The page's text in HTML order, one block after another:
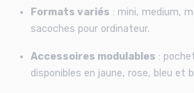
Formats variés : mini, medium,
sacoches pour ordinateur.
Accessoires modulables :
disponibles en jaune, rose, bleu et